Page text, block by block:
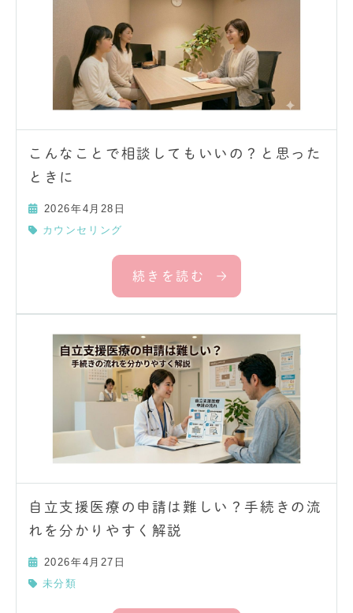
こんなことで相談してもいいの？と思った
ときに
2026年4月28日
カウンセリング
続きを読む
自立支援医療の申請は難しい？手続きの流
れを分かりやすく解説
2026年4月27日
未分類